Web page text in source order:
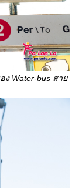
ง Water-bus สาย